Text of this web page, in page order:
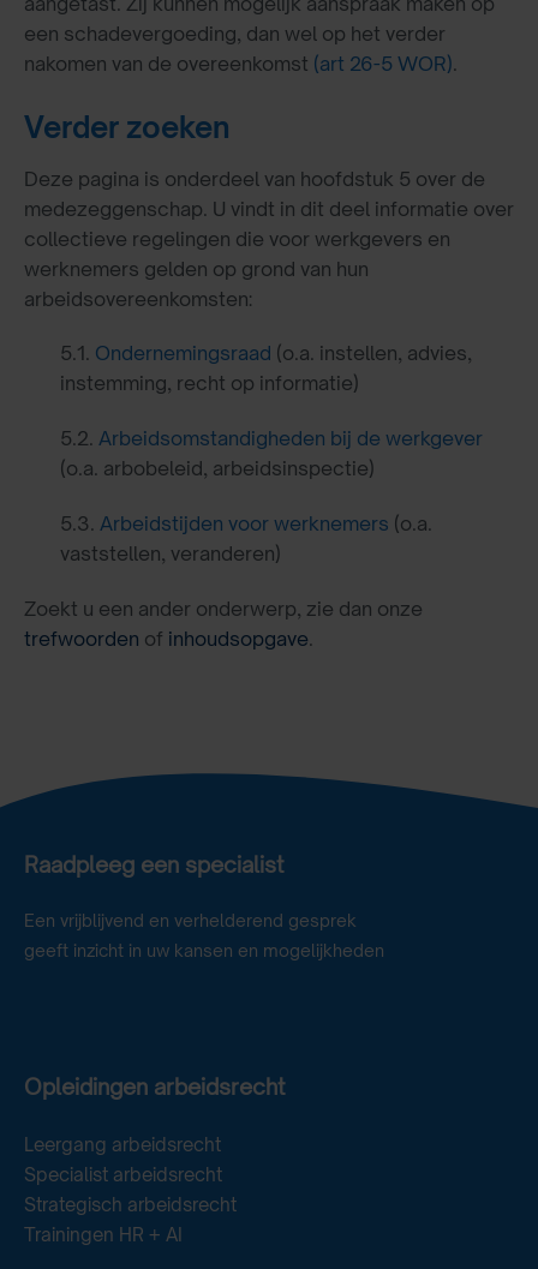
een schadevergoeding, dan wel op het verder
nakomen van de overeenkomst (art 26-5 WOR).
Verder zoeken
Deze pagina is onderdeel van hoofdstuk 5 over de
medezeggenschap. U vindt in dit deel informatie over
collectieve regelingen die voor werkgevers en
werknemers gelden op grond van hun
arbeidsovereenkomsten:
5.1. Ondernemingsraad (o.a. instellen, advies,
instemming, recht op informatie)
5.2. Arbeidsomstandigheden bij de werkgever
(o.a. arbobeleid, arbeidsinspectie)
5.3. Arbeidstijden voor werknemers (o.a.
vaststellen, veranderen)
Zoekt u een ander onderwerp, zie dan onze
trefwoorden of inhoudsopgave.
Raadpleeg een specialist
Een vrijblijvend en verhelderend gesprek
geeft inzicht in uw kansen en mogelijkheden
Opleidingen arbeidsrecht
Leergang arbeidsrecht
Specialist arbeidsrecht
Strategisch arbeidsrecht
Trainingen HR + AI